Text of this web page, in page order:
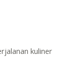
kuliner